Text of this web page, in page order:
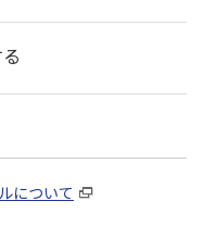
について